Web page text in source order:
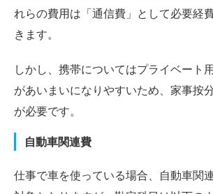
れらの費用は「通信費」として必要経
きます。
しかし、携帯についてはプライベート
があいまいになりやすいため、家事按
が必要です。
自動車関連費
仕事で車を使っている場合、自動車関